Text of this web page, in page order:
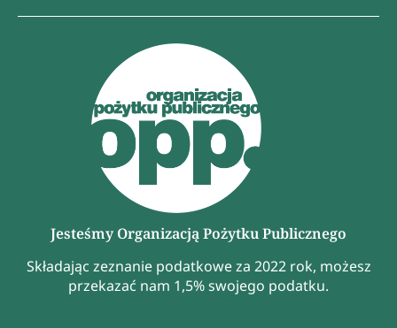
Jesteśmy Organizacją Pożytku Publicznego
Składając zeznanie podatkowe za 2022 rok, możesz
przekazać nam 1,5% swojego podatku.